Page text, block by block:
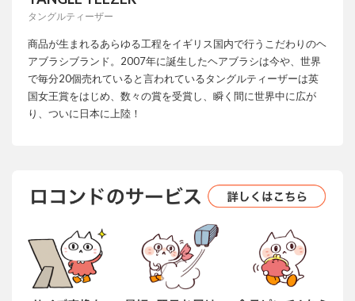
タングルティーザー
商品が生まれるあらゆる工程をイギリス国内で行うこだわりのヘ
アブラシブランド。2007年に誕生したヘアブラシは今や、世界
で毎分20個売れていると言われているタングルティーザーは英
国女王賞をはじめ、数々の賞を受賞し、瞬く間に世界中に広が
り、ついに日本に上陸！